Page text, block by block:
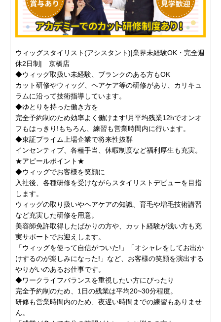
ウィッグスタイリスト(アシスタント)|業界未経験OK・完全週
休2日制| 京橋店
◆ウィッグ取扱い未経験、ブランクのある方もOK
カット研修やウィッグ、ヘアケア等の研修があり、カリキュ
ラムに沿って技術指導しています。
◆ゆとりを持った働き方を
完全予約制のため効率よく働けます!月平均残業12hでオンオ
フもはっきり!もちろん、練習も営業時間内に行います。
◆東証プライム上場企業で将来性抜群
インセンティブ、各種手当、休暇制度など福利厚生も充実。
★アピールポイント★
◆ウィッグでお客様を笑顔に
入社後、各種研修を受けながらスタイリストデビューを目指
します。
ウィッグの取り扱いやヘアケアの知識、育毛や増毛技術講習
など充実した研修を用意。
美容師免許取得したばかりの方や、カット経験が浅い方も充
実サポートでお迎えします。
「ウィッグを使って自信がついた!」「オシャレをしてお出か
けするのが楽しみになった!」など、お客様の笑顔を演出する
やりがいのあるお仕事です。
◆ワークライフバランスを重視したい方にぴったり
完全予約制のため、1日の残業は平均20~30分程度。
研修も営業時間内のため、夜遅い時間までの練習もありませ
ん。